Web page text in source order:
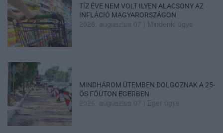
TÍZ ÉVE NEM VOLT ILYEN ALACSONY AZ
INFLÁCIÓ MAGYARORSZÁGON
2026. augusztus 07 Mindenki ügye
MINDHÁROM ÜTEMBEN DOLGOZNAK A 25-
ÖS FŐÚTON EGERBEN
2026. augusztus 07 Eger ügye